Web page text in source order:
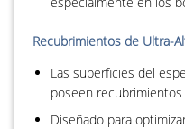
Recubrimientos de Ultra-
Las superficies del
poseen
Diseñado para